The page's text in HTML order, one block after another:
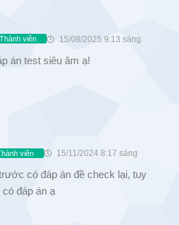
Thành viên 15/08/2025 9:13 sáng
án test siêu âm ạ!
viên 15/11/2024 8:17 sáng
có đáp án đề check lại, tuy
đáp án ạ